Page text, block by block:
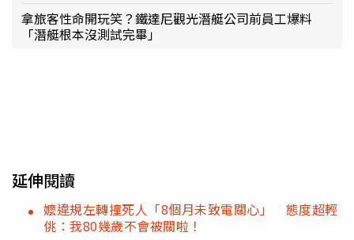
拿旅客性命開玩笑？鐵達尼觀光潛艇公司前員工爆料
「潛艇根本沒測試完畢」
延伸閱讀
嬤違規左轉撞死人「8個月未致電關心」 態度超輕
佻：我80幾歲不會被關啦！